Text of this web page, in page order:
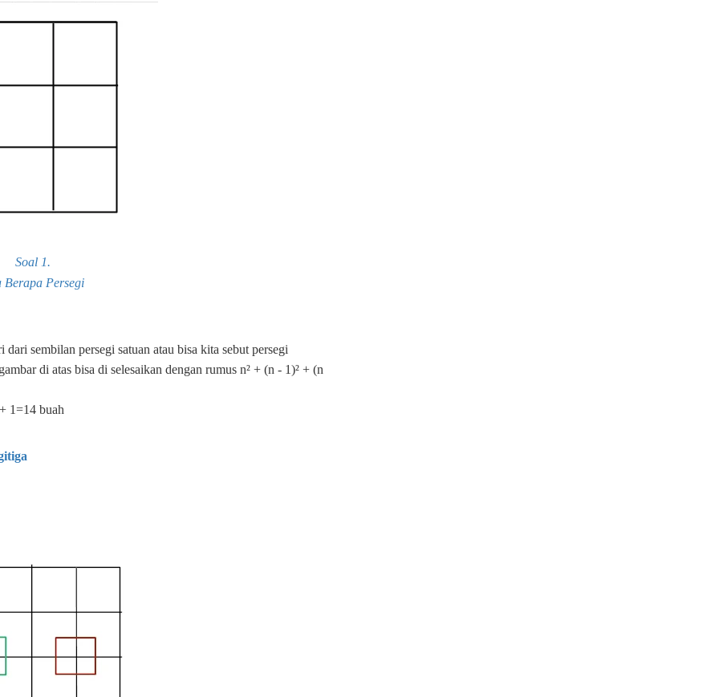
Soal 1.
Berapa Persegi
sembilan persegi satuan atau bisa kita sebut persegi
di atas bisa di selesaikan dengan rumus n² + (n - 1)² + (n
1=14 buah